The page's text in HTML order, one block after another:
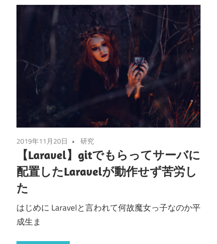
2019年11月20日 研究
【Laravel】gitでもらってサーバに
配置したLaravelが動作せず苦労し
た
はじめに Laravelと言われて何故魔女っ子なのか平
成生ま